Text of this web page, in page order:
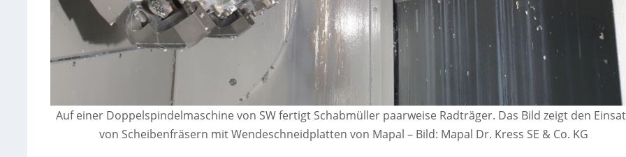
Auf einer Doppelspindelmaschine von SW fertigt Schabmüller paarweise Radträger. Das Bild zeigt den
von Scheibenfräsern mit Wendeschneidplatten von Mapal – Bild: Mapal Dr. Kress SE & Co. KG